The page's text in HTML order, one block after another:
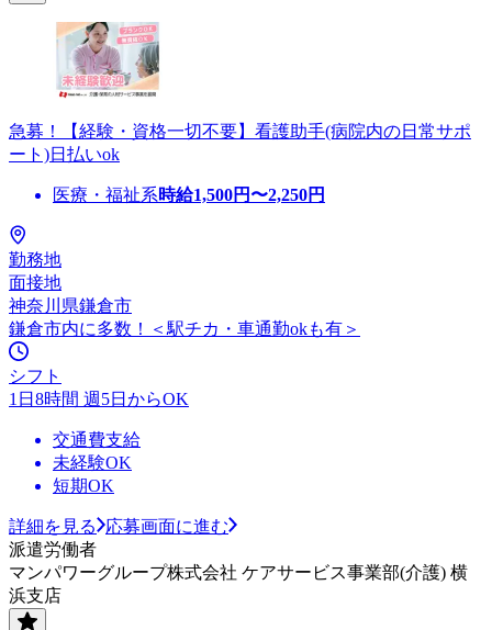
急募！【経験・資格一切不要】看護助手(病院内の日常サポ
ート)日払いok
医療・福祉系時給1,500円〜2,250円
勤務地
面接地
神奈川県鎌倉市
鎌倉市内に多数！＜駅チカ・車通勤okも有＞
シフト
1日8時間 週5日からOK
交通費支給
未経験OK
短期OK
詳細を見る
応募画面に進む
派遣労働者
マンパワーグループ株式会社 ケアサービス事業部(介護) 横
浜支店